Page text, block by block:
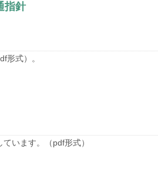
指針
形式）。
います。（pdf形式）